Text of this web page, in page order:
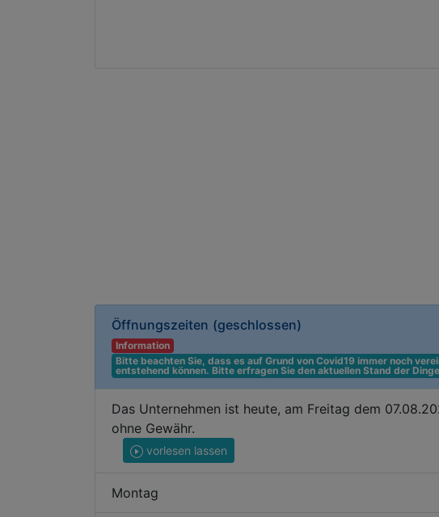
Öffnungszeiten (geschlossen)
Information
Bitte beachten Sie, dass es auf Grund von Covid19 immer noch
entstehend können. Bitte erfragen Sie den aktuellen Stand der
Das Unternehmen ist heute, am Freitag dem
ohne Gewähr.
vorlesen lassen
Montag